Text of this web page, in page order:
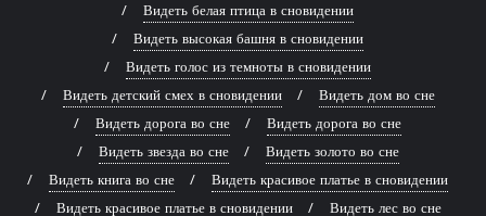
Видеть белая птица в сновидении
Видеть высокая башня в сновидении
Видеть голос из темноты в сновидении
Видеть детский смех в сновидении
Видеть дом во сне
Видеть дорога во сне
Видеть дорога во сне
Видеть звезда во сне
Видеть золото во сне
Видеть книга во сне
Видеть красивое платье в сновидении
Видеть красивое платье в сновидении
Видеть лес во сне